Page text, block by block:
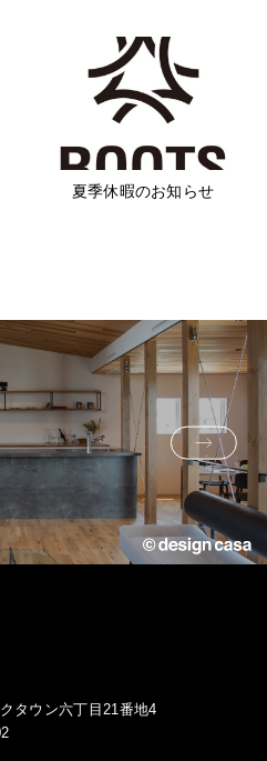
夏季休暇のお知らせ
タウン六丁目21番地4